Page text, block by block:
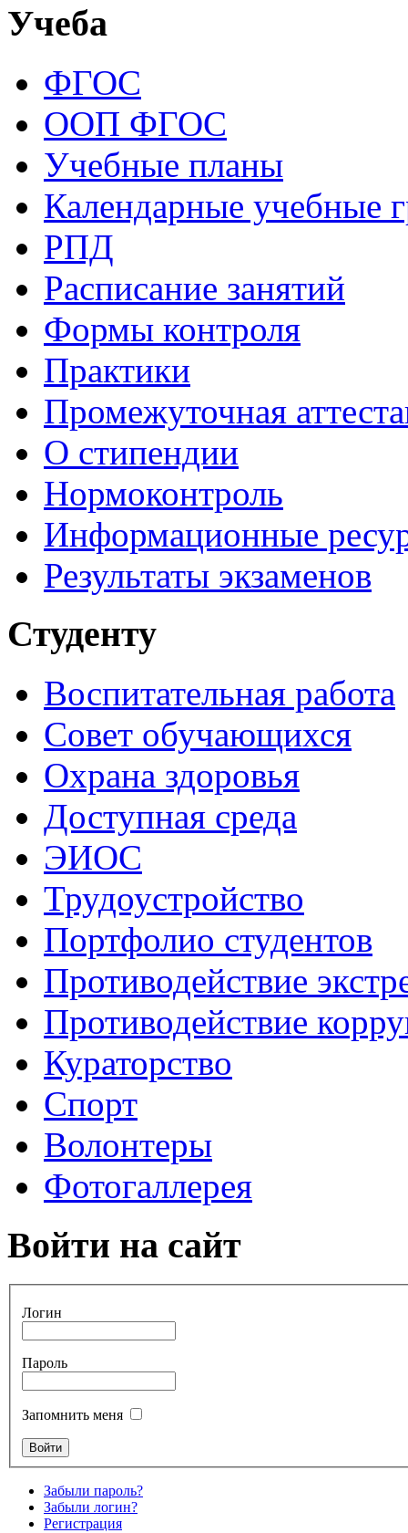
Учеба
ФГОС
ООП ФГОС
Учебные планы
Календарные учебные
РПД
Расписание занятий
Формы контроля
Практики
Промежуточная
О стипендии
Нормоконтроль
Информационные
Результаты экзаменов
Студенту
Воспитательная работа
Совет обучающихся
Охрана здоровья
Доступная среда
ЭИОС
Трудоустройство
Портфолио студентов
Противодействие
Противодействие
Кураторство
Спорт
Волонтеры
Фотогаллерея
Войти на сайт
Логин
Пароль
Запомнить меня
Забыли пароль?
Забыли логин?
Регистрация